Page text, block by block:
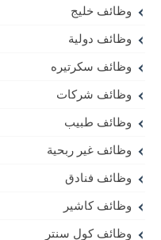
وظائف خليج
وظائف دولية
وظائف سكرتيره
وظائف شركات
وظائف طبيب
وظائف غير ربحية
وظائف فنادق
وظائف كاشير
وظائف كول سنتر